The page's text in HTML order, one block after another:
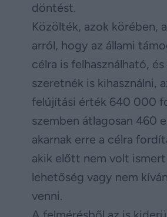
döntést.
Közölték, azok körében,
arról, hogy az állami
célra is felhasználható,
szeretnék is kihasználni,
felújítási érték 640 000
szemben átlagosan 460
akarnak erre a célra
akik előtt nem volt ismert
lehetőség vagy nem
venni.